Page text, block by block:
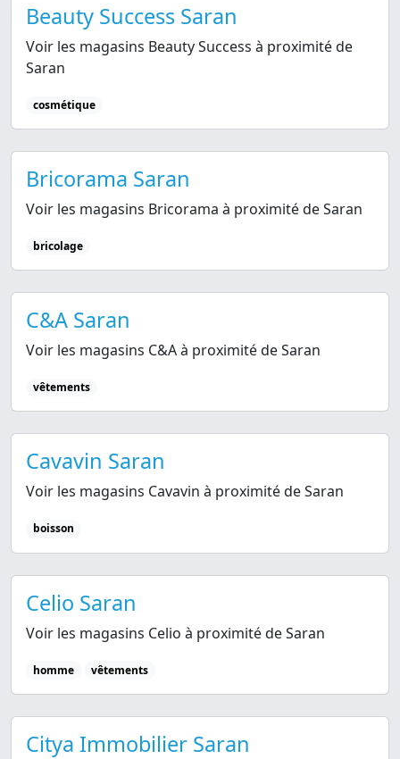
Beauty Success Saran
Voir les magasins Beauty Success à proximité de
Saran
cosmétique
Bricorama Saran
Voir les magasins Bricorama à proximité de Saran
bricolage
C&A Saran
Voir les magasins C&A à proximité de Saran
vêtements
Cavavin Saran
Voir les magasins Cavavin à proximité de Saran
boisson
Celio Saran
Voir les magasins Celio à proximité de Saran
homme vêtements
Citya Immobilier Saran